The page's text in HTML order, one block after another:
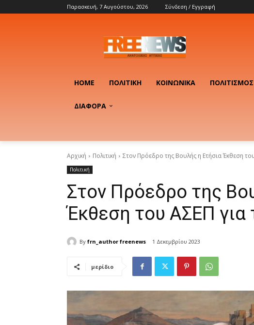
Παρασκευή, 7 Αυγούστου, 2026 Σύνδεση / Εγγραφή
HOME ΠΟΛΙΤΙΚΉ ΚΟΙΝΩΝΙΚΆ ΠΟΛΙΤΙΣΜΌΣ
ΔΙΑΦΟΡΑ
Αρχική Πολιτική Στον Πρόεδρο της Βουλής η Ετήσια Έκθεση
Πολιτική
Στον Πρόεδρο της
Έκθεση του ΑΣΕΠ για
By frn_author freenews 1 Δεκεμβρίου 2023
μερίδιο